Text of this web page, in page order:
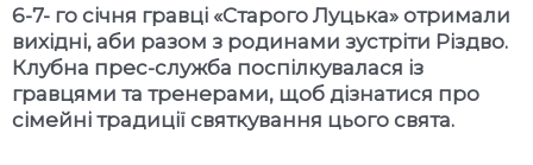
6-7- го січня гравці «Старого Луцька» отримали
вихідні, аби разом з родинами зустріти Різдво.
Клубна прес-служба поспілкувалася із
гравцями та тренерами, щоб дізнатися про
сімейні традиції святкування цього свята.